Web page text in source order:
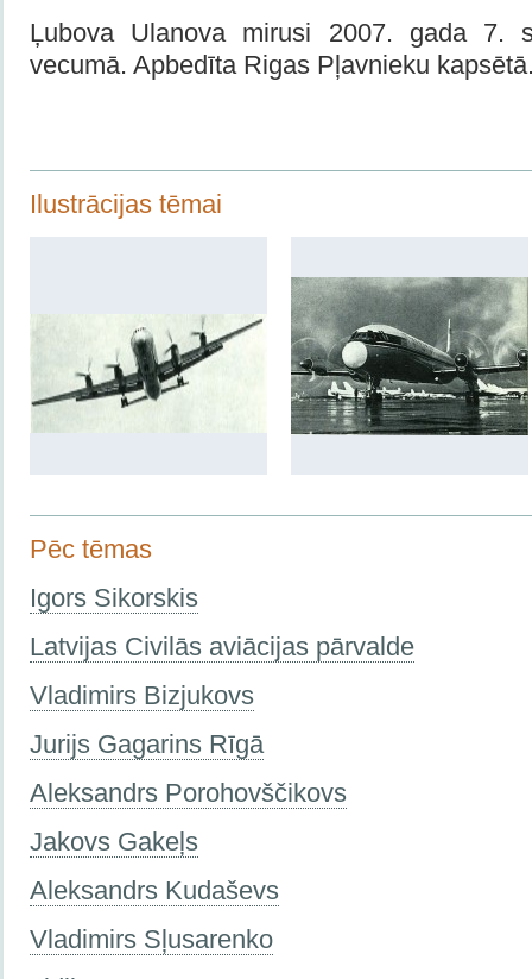
Ļubova Ulanova mirusi 2007. gada 7.
vecumā. Apbedīta Rigas Pļavnieku
Ilustrācijas tēmai
Pēc tēmas
Igors Sikorskis
Latvijas Civilās aviācijas pārvalde
Vladimirs Bizjukovs
Jurijs Gagarins Rīgā
Aleksandrs Porohovščikovs
Jakovs Gakeļs
Aleksandrs Kudaševs
Vladimirs Sļusarenko